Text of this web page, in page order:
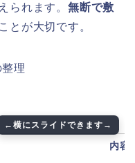
られます。 無断で敷
ことが大切です。
理
内容